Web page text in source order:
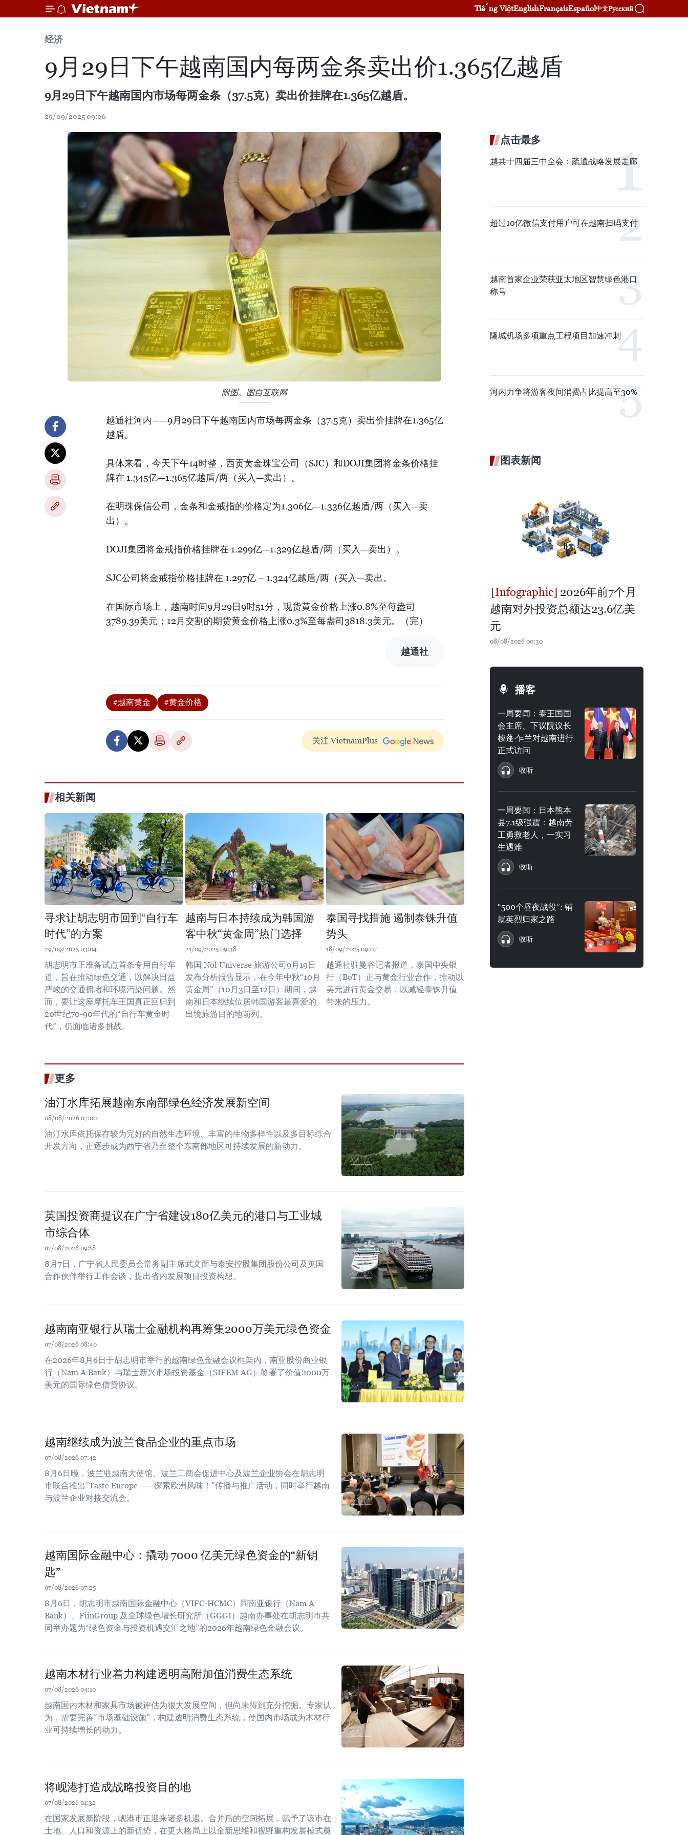
Tiếng ViệtEnglishFrançaisEspañol中文Русский
经济
9月29日下午越南国内每两金条卖出价1.365亿越盾
9月29日下午越南国内市场每两金条（37.5克）卖出价挂牌在1.365亿越盾。
29/09/2025 09:06
附图。图自互联网
越通社河内——9月29日下午越南国内市场每两金条（37.5克）卖出价挂牌在1.365亿
越盾。
具体来看，今天下午14时整，西贡黄金珠宝公司（SJC）和DOJI集团将金条价格挂
牌在 1.345亿—1.365亿越盾/两（买入—卖出）。
在明珠保信公司，金条和金戒指的价格定为1.306亿—1.336亿越盾/两（买入—卖
出）。
DOJI集团将金戒指价格挂牌在 1.299亿—1.329亿越盾/两（买入—卖出）。
SJC公司将金戒指价格挂牌在 1.297亿 – 1.324亿越盾/两（买入—卖出。
在国际市场上，越南时间9月29日9时51分，现货黄金价格上涨0.8%至每盎司
3789.39美元；12月交割的期货黄金价格上涨0.3%至每盎司3818.3美元。（完）
越通社
#越南黄金 #黄金价格
关注 VietnamPlus
相关新闻
寻求让胡志明市回到“自行车
时代”的方案
29/09/2025 03:04
胡志明市正准备试点首条专用自行车
道，旨在推动绿色交通，以解决日益
严峻的交通拥堵和环境污染问题。然
而，要让这座摩托车王国真正回归到
20世纪70-90年代的“自行车黄金时
代”，仍面临诸多挑战。
越南与日本持续成为韩国游
客中秋“黄金周”热门选择
21/09/2025 09:38
韩国 Nol Universe 旅游公司9月19日
发布分析报告显示，在今年中秋“10月
黄金周”（10月3日至12日）期间，越
南和日本继续位居韩国游客最喜爱的
出境旅游目的地前列。
泰国寻找措施 遏制泰铢升值
势头
18/09/2025 09:07
越通社驻曼谷记者报道，泰国中央银
行（BoT）正与黄金行业合作，推动以
美元进行黄金交易，以减轻泰铢升值
带来的压力。
更多
油汀水库拓展越南东南部绿色经济发展新空间
08/08/2026 07:00
油汀水库依托保存较为完好的自然生态环境、丰富的生物多样性以及多目标综合
开发方向，正逐步成为西宁省乃至整个东南部地区可持续发展的新动力。
英国投资商提议在广宁省建设180亿美元的港口与工业城
市综合体
07/08/2026 09:18
8月7日，广宁省人民委员会常务副主席武文面与泰安控股集团股份公司及英国
合作伙伴举行工作会谈，提出省内发展项目投资构想。
越南南亚银行从瑞士金融机构再筹集2000万美元绿色资金
07/08/2026 08:40
在2026年8月6日于胡志明市举行的越南绿色金融会议框架内，南亚股份商业银
行（Nam A Bank）与瑞士新兴市场投资基金（SIFEM AG）签署了价值2000万
美元的国际绿色信贷协议。
越南继续成为波兰食品企业的重点市场
07/08/2026 07:42
8月6日晚，波兰驻越南大使馆、波兰工商会促进中心及波兰企业协会在胡志明
市联合推出“Taste Europe ——探索欧洲风味！”传播与推广活动，同时举行越南
与波兰企业对接交流会。
越南国际金融中心：撬动 7000 亿美元绿色资金的“新钥
匙”
07/08/2026 07:25
8月6日，胡志明市越南国际金融中心（VIFC-HCMC）同南亚银行（Nam A
Bank）、FiinGroup 及全球绿色增长研究所（GGGI）越南办事处在胡志明市共
同举办题为“绿色资金与投资机遇交汇之地”的2026年越南绿色金融会议。
越南木材行业着力构建透明高附加值消费生态系统
07/08/2026 04:10
越南国内木材和家具市场被评估为很大发展空间，但尚未得到充分挖掘。专家认
为，需要完善“市场基础设施”，构建透明消费生态系统，使国内市场成为木材行
业可持续增长的动力。
将岘港打造成战略投资目的地
07/08/2026 01:32
在国家发展新阶段，岘港市正迎来诸多机遇。合并后的空间拓展，赋予了该市在
土地、人口和资源上的新优势，在更大格局上以全新思维和视野重构发展模式奠
点击最多
越共十四届三中全会：疏通战略发展走廊
超过10亿微信支付用户可在越南扫码支付
越南首家企业荣获亚太地区智慧绿色港口
称号
隆城机场多项重点工程项目加速冲刺
河内力争将游客夜间消费占比提高至30%
图表新闻
2026年前7个月
越南对外投资总额达23.6亿美
元
08/08/2026 00:30
播客
一周要闻：泰王国国
会主席、下议院议长
梭蓬·乍兰对越南进行
正式访问
收听
一周要闻：日本熊本
县7.1级强震：越南劳
工勇救老人，一实习
生遇难
收听
“500个昼夜战役”: 铺
就英烈归家之路
收听